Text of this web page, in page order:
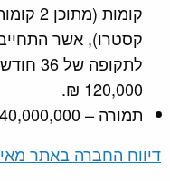
קסטרו), אשר
120,000 ₪.
תמורה – 140,000,000 ש"ח בתוספת מע"מ.
דיווח החברה באתר